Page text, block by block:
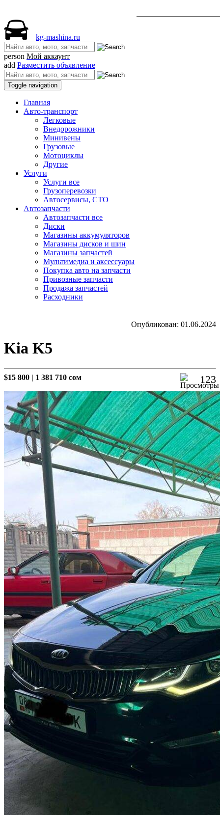
kg-mashina.ru
person Мой аккаунт
add Разместить объявление
Toggle navigation
Главная
Авто-транспорт
Легковые
Внедорожники
Минивены
Грузовые
Мотоциклы
Другие
Услуги
Услуги все
Грузоперевозки
Автосервисы, СТО
Автозапчасти
Автозапчасти все
Диски
Магазины аккумуляторов
Магазины дисков и шин
Магазины запчастей
Мультимедиа и аксессуары
Покупка авто на запчасти
Привозные запчасти
Продажа запчастей
Расходники
Опубликован: 01.06.2024
Kia K5
$15 800 | 1 381 710 сом 123